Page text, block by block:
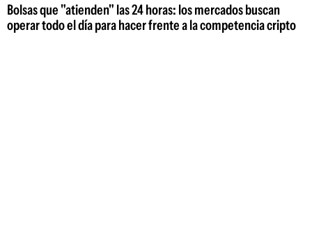
Bolsas que "atienden" las 24 horas: los mercados buscan
operar todo el día para hacer frente a la competencia cripto